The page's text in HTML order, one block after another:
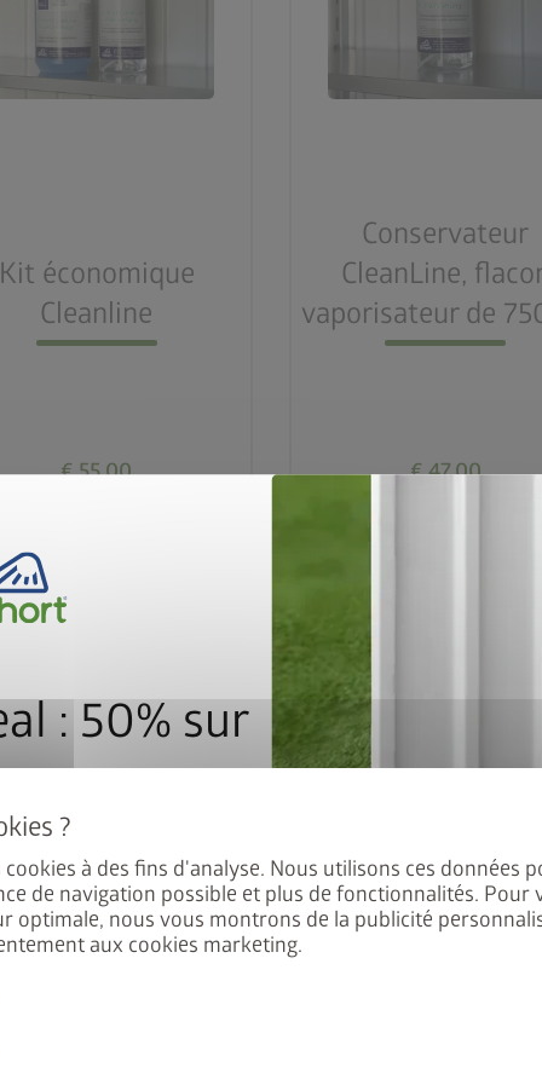
à des fins d'analyse. Nous utilisons ces données
de navigation possible et plus de fonctionnalités.
optimale, nous vous montrons de la publicité
aux cookies marketing.
Kit économique
Cleanline
€ 55,00
Accéder au produit
Conservateur
CleanLine,
vaporisateur de
€ 47,00
: 50% sur
Panorama, HighLine,
de 50% de réduction
l’abri de jardin et le